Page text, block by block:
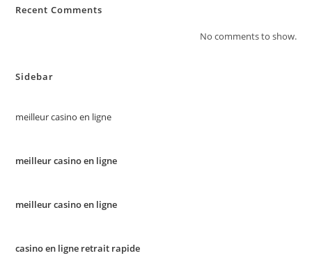
Recent Comments
No comments to show.
Sidebar
meilleur casino en ligne
meilleur casino en ligne
meilleur casino en ligne
casino en ligne retrait rapide